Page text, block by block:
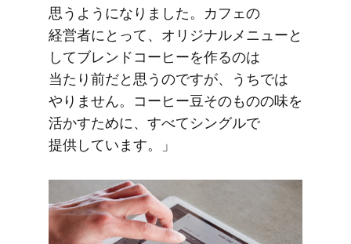
思うようになりました。​カフェの​
経営者に​とって、​オリジナルメニューと​
して​ブレンドコーヒーを​作るのは​
当たり前だと​思うのですが、​うちでは​
やりません。​コーヒー豆​その​ものの​味を​
活か​すために、​すべて​シングルで​
提供しています。」